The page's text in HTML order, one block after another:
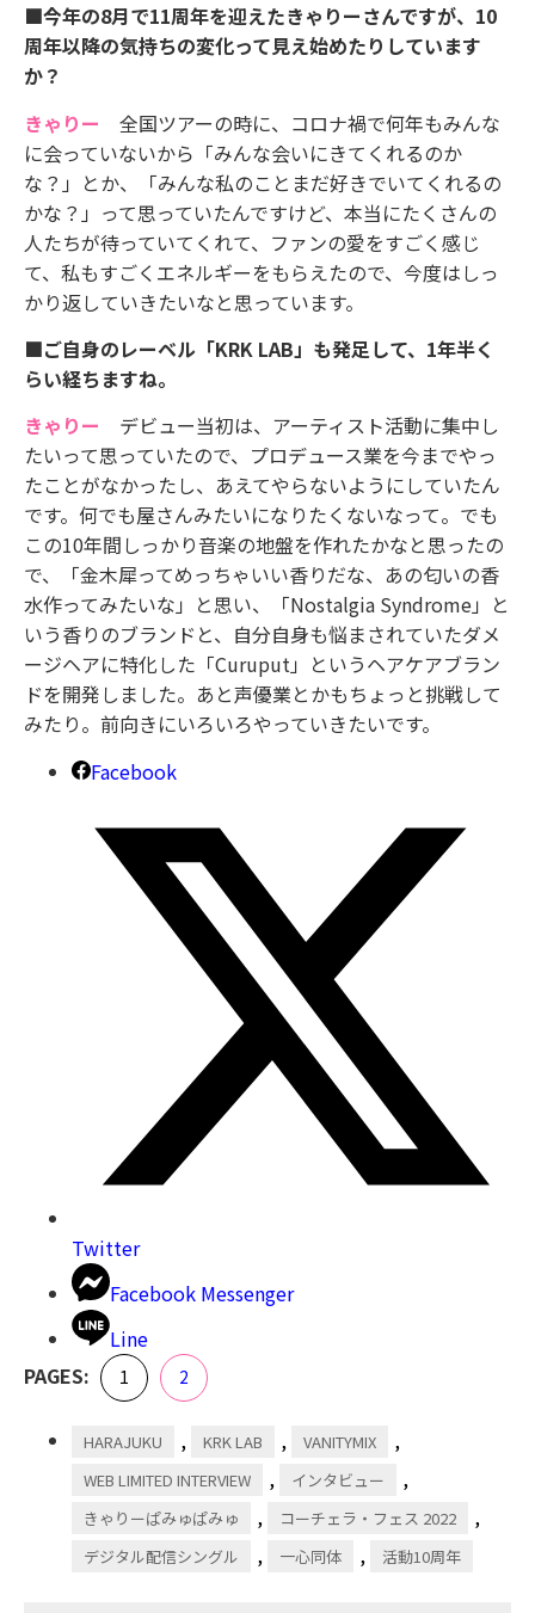
■今年の8月で11周年を迎えたきゃりーさんですが、10
周年以降の気持ちの変化って見え始めたりしています
か？
きゃりー 全国ツアーの時に、コロナ禍で何年もみんな
に会っていないから「みんな会いにきてくれるのか
な？」とか、「みんな私のことまだ好きでいてくれるの
かな？」って思っていたんですけど、本当にたくさんの
人たちが待っていてくれて、ファンの愛をすごく感じ
て、私もすごくエネルギーをもらえたので、今度はしっ
かり返していきたいなと思っています。
■ご自身のレーベル「KRK LAB」も発足して、1年半く
らい経ちますね。
きゃりー デビュー当初は、アーティスト活動に集中し
たいって思っていたので、プロデュース業を今までやっ
たことがなかったし、あえてやらないようにしていたん
です。何でも屋さんみたいになりたくないなって。でも
この10年間しっかり音楽の地盤を作れたかなと思ったの
で、「金木犀ってめっちゃいい香りだな、あの匂いの香
水作ってみたいな」と思い、「Nostalgia Syndrome」と
いう香りのブランドと、自分自身も悩まされていたダメ
ージヘアに特化した「Curuput」というヘアケアブラン
ドを開発しました。あと声優業とかもちょっと挑戦して
みたり。前向きにいろいろやっていきたいです。
Facebook
Twitter
Facebook Messenger
Line
PAGES:
Page
1 Page
2
HARAJUKU , KRK LAB , VANITYMIX ,
WEB LIMITED INTERVIEW , インタビュー ,
きゃりーぱみゅぱみゅ , コーチェラ・フェス 2022 ,
デジタル配信シングル , 一心同体 , 活動10周年